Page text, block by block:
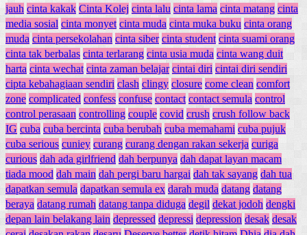
jauh cinta kakak Cinta Kolej cinta lalu cinta lama cinta matang cinta
media sosial cinta monyet cinta muda cinta muka buku cinta orang
muda cinta persekolahan cinta siber cinta student cinta suami orang
cinta tak berbalas cinta terlarang cinta usia muda cinta wang duit
harta cinta wechat cinta zaman belajar cintai diri cintai diri sendiri
cipta kebahagiaan sendiri clash clingy closure come clean comfort
zone complicated confess confuse contact contact semula control
control perasaan controlling couple covid crush crush follow back
IG cuba cuba bercinta cuba berubah cuba memahami cuba pujuk
cuba serious cuniey curang curang dengan rakan sekerja curiga
curious dah ada girlfriend dah berpunya dah dapat layan macam
tiada mood dah main dah pergi baru hargai dah tak sayang dah tua
dapatkan semula dapatkan semula ex darah muda datang datang
beraya datang rumah datang tanpa diduga degil dekat jodoh dengki
depan lain belakang lain depressed depressi depression desak desak